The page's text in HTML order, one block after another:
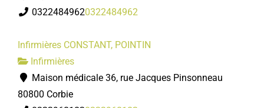
03224849620322484962
Infirmières CONSTANT, POINTIN
Infirmières
Maison médicale 36, rue Jacques Pinsonneau
80800 Corbie